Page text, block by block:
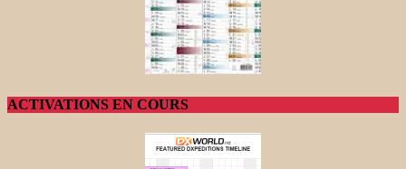
ACTIVATIONS EN COURS